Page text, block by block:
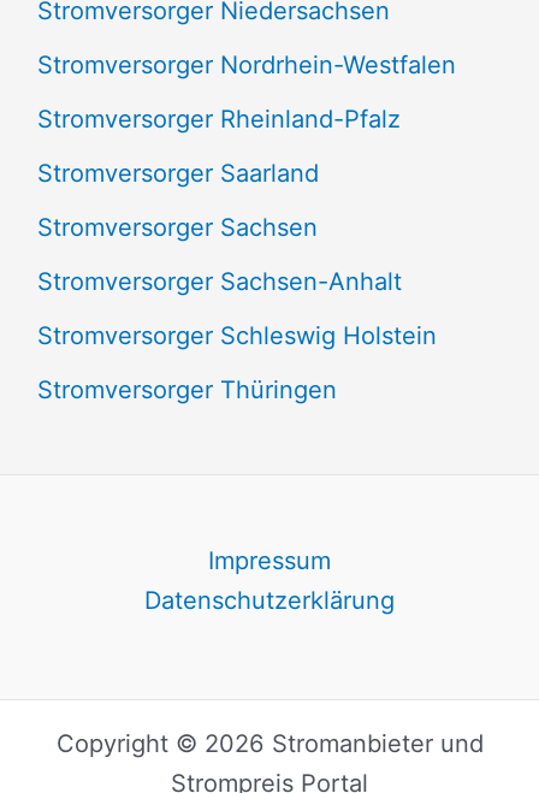
Stromversorger Niedersachsen
Stromversorger Nordrhein-Westfalen
Stromversorger Rheinland-Pfalz
Stromversorger Saarland
Stromversorger Sachsen
Stromversorger Sachsen-Anhalt
Stromversorger Schleswig Holstein
Stromversorger Thüringen
Impressum
Datenschutzerklärung
Copyright © 2026 Stromanbieter und
Strompreis Portal